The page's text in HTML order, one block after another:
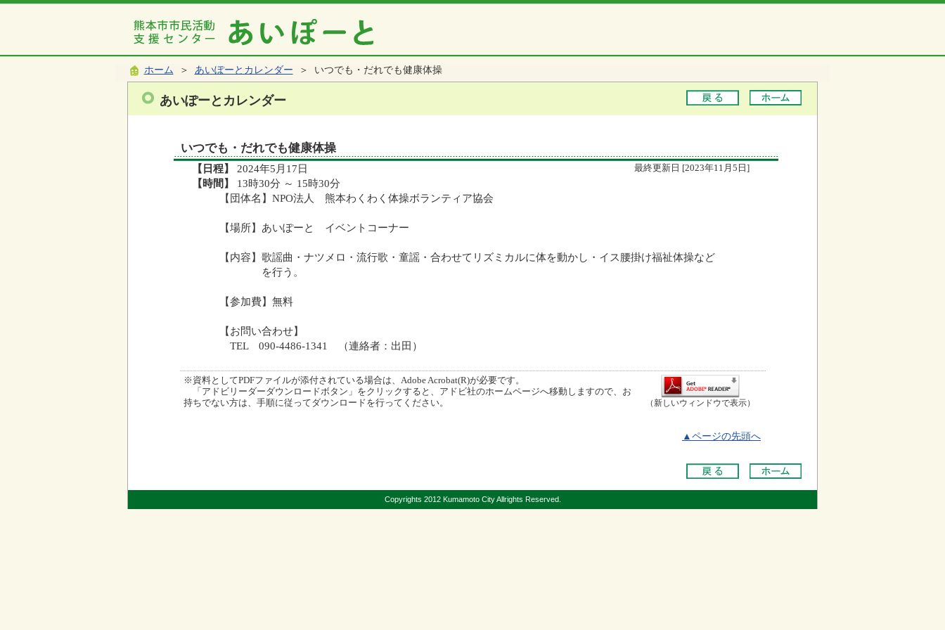
ホーム ＞ あいぽーとカレンダー ＞ いつでも・だれでも健康体操
あいぽーとカレンダー
いつでも・だれでも健康体操
【日程】 2024年5月17日 最終更新日 [2023年11月5日]
【時間】
13時30分 ～ 15時30分
【団体名】NPO法人 熊本わくわく体操ボランティア協会
【場所】あいぽーと イベントコーナー
【内容】歌謡曲・ナツメロ・流行歌・童謡・合わせてリズミカルに体を動かし・イス腰掛け福祉体操など
を行う。
【参加費】無料
【お問い合わせ】
TEL 090-4486-1341 （連絡者：出田）
※資料としてPDFファイルが添付されている場合は、Adobe Acrobat(R)が必要です。
「アドビリーダーダウンロードボタン」をクリックすると、アドビ社のホームページへ移動しますので、お
持ちでない方は、手順に従ってダウンロードを行ってください。
（新しいウィンドウで表示）
▲ページの先頭へ
Copyrights 2012 Kumamoto City Allrights Reserved.